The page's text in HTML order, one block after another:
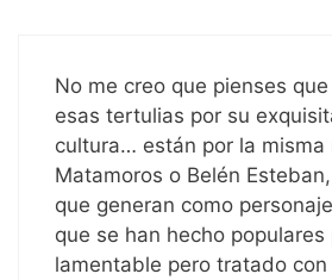
No me creo que pienses
esas tertulias por su
cultura… están por la misma
Matamoros o Belén
que generan como
que se han hecho
lamentable pero tratado